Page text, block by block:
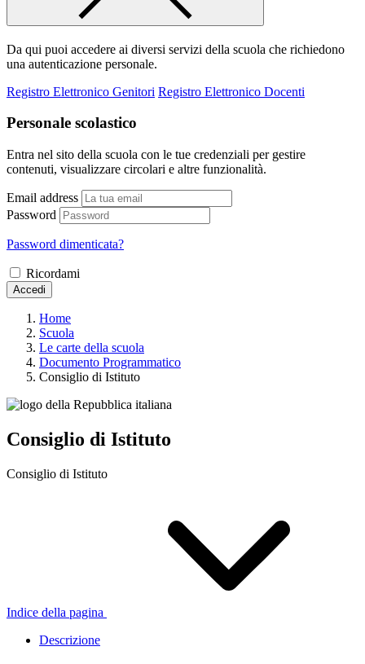
Da qui puoi accedere ai diversi servizi della scuola che richiedono
una autenticazione personale.
Registro Elettronico Genitori Registro Elettronico Docenti
Personale scolastico
Entra nel sito della scuola con le tue credenziali per gestire
contenuti, visualizzare circolari e altre funzionalità.
Email address
Password
Password dimenticata?
Ricordami
Accedi
Home
Scuola
Le carte della scuola
Documento Programmatico
Consiglio di Istituto
Consiglio di Istituto
Consiglio di Istituto
Indice della pagina
Descrizione